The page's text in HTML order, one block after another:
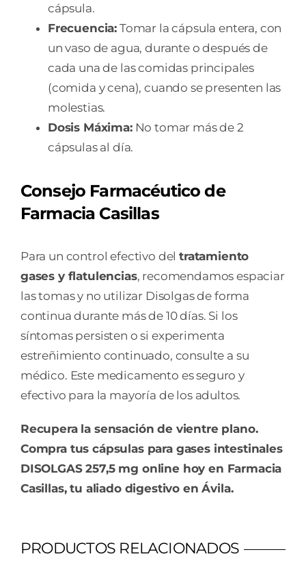
cápsula.
Frecuencia: Tomar la cápsula entera, con
un vaso de agua, durante o después de
cada una de las comidas principales
(comida y cena), cuando se presenten las
molestias.
Dosis Máxima:No tomar más de 2
cápsulas al día.
Consejo Farmacéutico de
Farmacia Casillas
Para un control efectivo deltratamiento
gases y flatulencias, recomendamos espaciar
las tomas y no utilizar Disolgas de forma
continua durante más de 10 días. Si los
síntomas persisten o si experimenta
estreñimiento continuado, consulte a su
médico. Este medicamento es seguro y
efectivo para la mayoría de los adultos.
Recupera la sensación de vientre plano.
Compra tus cápsulas para gases intestinales
DISOLGAS 257,5 mg online hoy en Farmacia
Casillas, tu aliado digestivo en Ávila.
PRODUCTOS RELACIONADOS